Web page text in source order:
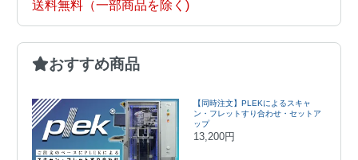
送料無料（一部商品を除く)
おすすめ商品
【同時注文】PLEKによるスキャ
ン・フレットすり合わせ・セットア
ップ
13,200円